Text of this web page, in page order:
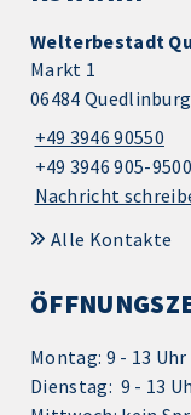
Welterbestadt
Markt 1
06484 Quedlinburg
+49 3946 90550
+49 3946 905-9500
Nachricht
Alle Kontakte
Montag: 9 - 13 Uhr
Dienstag: 9 - 13